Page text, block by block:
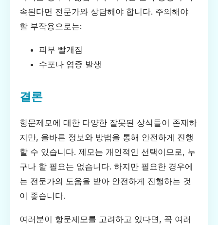
속된다면 전문가와 상담해야 합니다. 주의해야
할 부작용으로는:
피부 빨개짐
수포나 염증 발생
결론
항문제모에 대한 다양한 잘못된 상식들이 존재하
지만, 올바른 정보와 방법을 통해 안전하게 진행
할 수 있습니다. 제모는 개인적인 선택이므로, 누
구나 할 필요는 없습니다. 하지만 필요한 경우에
는 전문가의 도움을 받아 안전하게 진행하는 것
이 좋습니다.
여러분이 항문제모를 고려하고 있다면, 꼭 여러